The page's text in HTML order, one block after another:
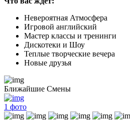
Невероятная Атмосфера
Игровой английский
Мастер классы и тренинги
Дискотеки и Шоу
Теплые творческие вечера
Новые друзья
Ближайшие Смены
1 фото